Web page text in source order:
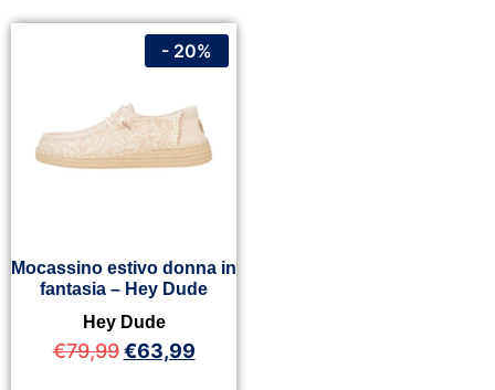
Mocassino estivo donna in
fantasia – Hey Dude
Hey Dude
€79,99 €63,99
- 20%